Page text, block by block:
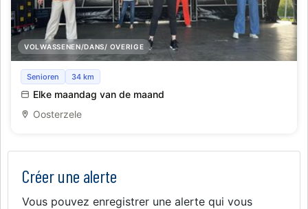
VOLWASSENEN/DANS/ OVERIGE
Moderne line dance
Senioren 34 km
Elke maandag van de maand
Oosterzele
Créer une alerte
Vous pouvez enregistrer une alerte qui vous